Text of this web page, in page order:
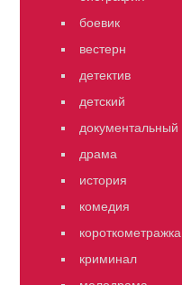
боевик
вестерн
детектив
детский
документальный
драма
история
комедия
короткометражка
криминал